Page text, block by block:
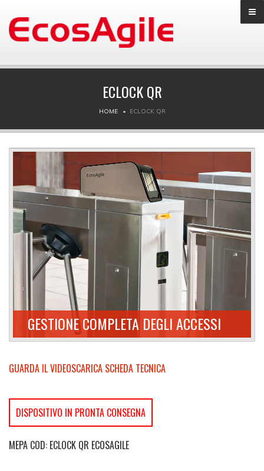
ECLOCK QR
HOME ECLOCK QR
GESTIONE COMPLETA DEGLI ACCESSI
GUARDA IL VIDEOSCARICA SCHEDA TECNICA
DISPOSITIVO IN PRONTA CONSEGNA
MEPA COD: ECLOCK QR ECOSAGILE